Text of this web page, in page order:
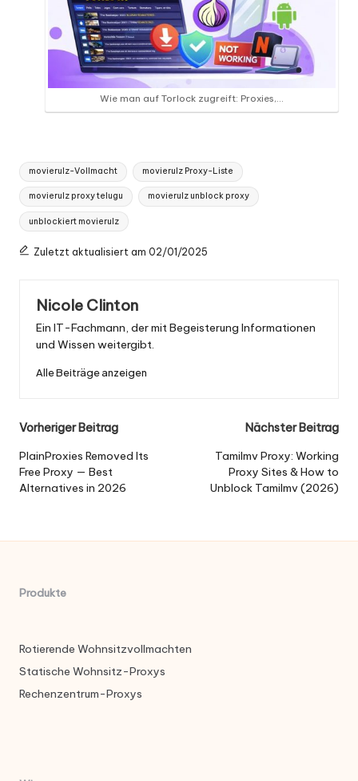
Wie man auf Torlock zugreift: Proxies,...
Tags:
movierulz-Vollmacht movierulz Proxy-Liste
movierulz proxy telugu movierulz unblock proxy
unblockiert movierulz
Zuletzt aktualisiert am 02/01/2025
Nicole Clinton
Ein IT-Fachmann, der mit Begeisterung Informationen
und Wissen weitergibt.
Alle Beiträge anzeigen
Nach
der
Navigation
Vorheriger Beitrag
PlainProxies Removed Its
Free Proxy — Best
Alternatives in 2026
Nächster Beitrag
Tamilmv Proxy: Working
Proxy Sites & How to
Unblock Tamilmv (2026)
Produkte
Rotierende Wohnsitzvollmachten
Statische Wohnsitz-Proxys
Rechenzentrum-Proxys